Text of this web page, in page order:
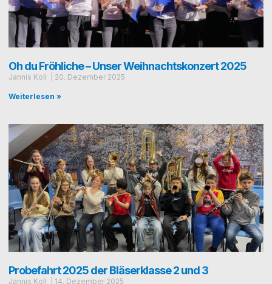
Oh du Fröhliche – Unser Weihnachtskonzert 2025
Jan­nis Koll 20. Dezem­ber 2025
Weiterlesen »
Probefahrt 2025 der Bläserklasse 2 und 3
Jan­nis Koll 14. Dezem­ber 2025